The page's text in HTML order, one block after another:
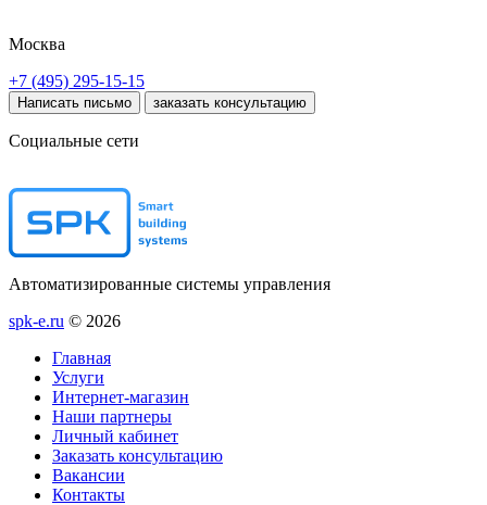
Москва
+7 (495) 295-15-15
Написать письмо заказать консультацию
Социальные сети
Автоматизированные системы управления
spk-e.ru © 2026
Главная
Услуги
Интернет-магазин
Наши партнеры
Личный кабинет
Заказать консультацию
Вакансии
Контакты